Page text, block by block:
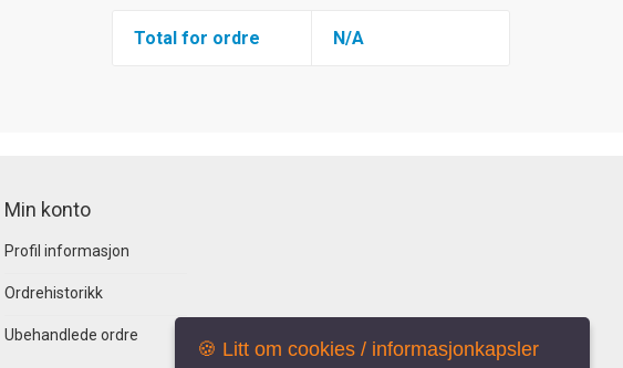
Total for ordre N/A
Min konto
Profil informasjon
Ordrehistorikk
Ubehandlede ordre
🍪 Litt om cookies / informasjonkapsler